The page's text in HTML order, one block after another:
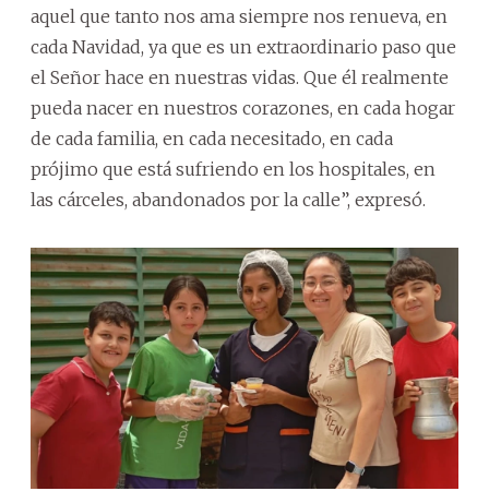
aquel que tanto nos ama siempre nos renueva, en
cada Navidad, ya que es un extraordinario paso que
el Señor hace en nuestras vidas. Que él realmente
pueda nacer en nuestros corazones, en cada hogar
de cada familia, en cada necesitado, en cada
prójimo que está sufriendo en los hospitales, en
las cárceles, abandonados por la calle”, expresó.